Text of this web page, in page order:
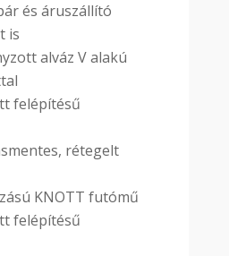
és áruszállító
is
alváz V alakú
felépítésű
rétegelt
KNOTT futómű
felépítésű